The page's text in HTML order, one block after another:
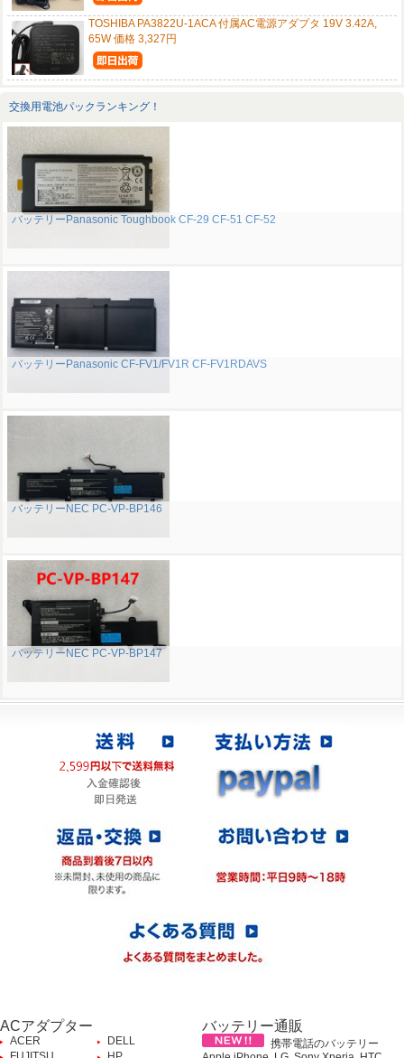
TOSHIBA PA3822U-1ACA 付属AC電源アダプタ 19V 3.42A,
65W 価格 3,327円
交換用電池パックランキング！
バッテリーPanasonic Toughbook CF-29 CF-51 CF-52
バッテリーPanasonic CF-FV1/FV1R CF-FV1RDAVS
バッテリーNEC PC-VP-BP146
バッテリーNEC PC-VP-BP147
ACアダプター
ACER
DELL
バッテリー通販
携帯電話のバッテリー